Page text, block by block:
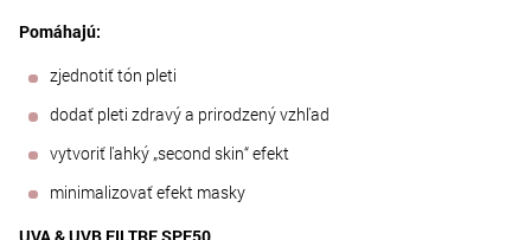
Pomáhajú:
zjednotiť tón pleti
dodať pleti zdravý a prirodzený vzhľad
vytvoriť ľahký „second skin“ efekt
minimalizovať efekt masky